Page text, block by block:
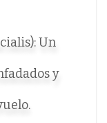
Un
y